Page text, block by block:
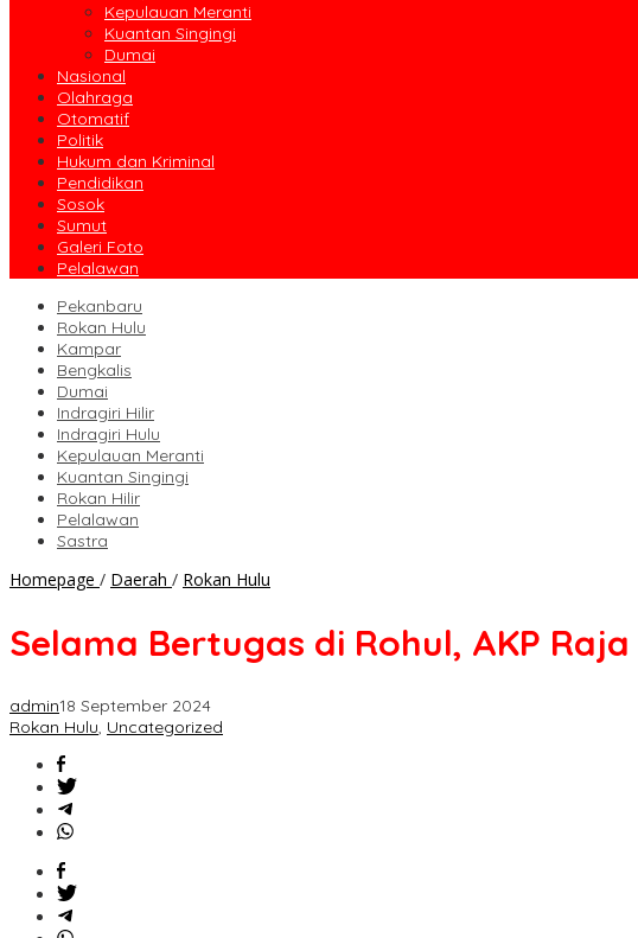
Kepulauan Meranti
Kuantan Singingi
Dumai
Nasional
Olahraga
Otomatif
Politik
Hukum dan Kriminal
Pendidikan
Sosok
Sumut
Galeri Foto
Pelalawan
Pekanbaru
Rokan Hulu
Kampar
Bengkalis
Dumai
Indragiri Hilir
Indragiri Hulu
Kepulauan Meranti
Kuantan Singingi
Rokan Hilir
Pelalawan
Sastra
Homepage / Daerah / Rokan Hulu
Rohul,
Selama Bertugas di Rohul, AKP
admin18 September 2024
Rokan Hulu, Uncategorized